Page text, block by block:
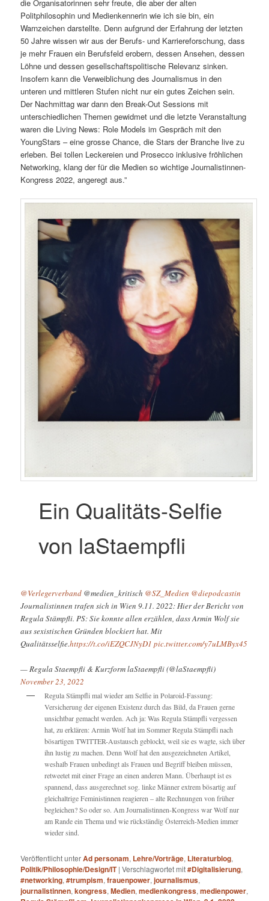
die Organisatorinnen sehr freute, die aber der alten
Politphilosophin und Medienkennerin wie ich sie bin, ein
Warnzeichen darstellte. Denn aufgrund der Erfahrung der letzten
50 Jahre wissen wir aus der Berufs- und Karriereforschung, dass
je mehr Frauen ein Berufsfeld erobern, dessen Ansehen, dessen
Löhne und dessen gesellschaftspolitische Relevanz sinken.
Insofern kann die Verweiblichung des Journalismus in den
unteren und mittleren Stufen nicht nur ein gutes Zeichen sein.
Der Nachmittag war dann den Break-Out Sessions mit
unterschiedlichen Themen gewidmet und die letzte Veranstaltung
waren die Living News: Role Models im Gespräch mit den
YoungStars – eine grosse Chance, die Stars der Branche live zu
erleben. Bei tollen Leckereien und Prosecco inklusive fröhlichen
Networking, klang der für die Medien so wichtige Journalistinnen-
Kongress 2022, angeregt aus.”
Ein Qualitäts-Selfie
von laStaempfli
@Verlegerverband @medien_kritisch @SZ_Medien @diepodcastin
Journalistinnen trafen sich in Wien 9.11. 2022: Hier der Bericht von
Regula Stämpfli. PS: Sie konnte allen erzählen, dass Armin Wolf sie
aus sexistischen Gründen blockiert hat. Mit
Qualitätsselfie.https://t.co/iEZQCJNyD1 pic.twitter.com/y7uLMByx45
— Regula Staempfli & Kurzform laStaempfli (@laStaempfli)
November 23, 2022
Regula Stämpfli mal wieder am Selfie in Polaroid-Fassung:
Versicherung der eigenen Existenz durch das Bild, da Frauen gerne
unsichtbar gemacht werden. Ach ja: Was Regula Stämpfli vergessen
hat, zu erklären: Armin Wolf hat im Sommer Regula Stämpfli nach
bösartigen TWITTER-Austausch geblockt, weil sie es wagte, sich über
ihn lustig zu machen. Denn Wolf hat den ausgezeichneten Artikel,
weshalb Frauen unbedingt als Frauen und Begriff bleiben müssen,
retweetet mit einer Frage an einen anderen Mann. Überhaupt ist es
spannend, dass ausgerechnet sog. linke Männer extrem bösartig auf
gleichaltrige Feministinnen reagieren – alte Rechnungen von früher
begleichen? So oder so. Am Journalistinnen-Kongress war Wolf nur
am Rande ein Thema und wie rückständig Österreich-Medien immer
wieder sind.
Veröffentlicht unterAd personam, Lehre/Vorträge, Literaturblog,
Politik/Philosophie/Design/IT |Verschlagwortet mit#Digitalisierung,
#networking,#trumpism,frauenpower,journalismus,
journalistinnen,kongress,Medien,medienkongress,medienpower,